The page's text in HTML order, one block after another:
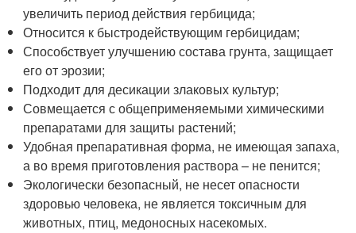
увеличить период действия гербицида;
Относится к быстродействующим гербицидам;
Способствует улучшению состава грунта, защищает
его от эрозии;
Подходит для десикации злаковых культур;
Совмещается с общеприменяемыми химическими
препаратами для защиты растений;
Удобная препаративная форма, не имеющая запаха,
а во время приготовления раствора – не пенится;
Экологически безопасный, не несет опасности
здоровью человека, не является токсичным для
животных, птиц, медоносных насекомых.